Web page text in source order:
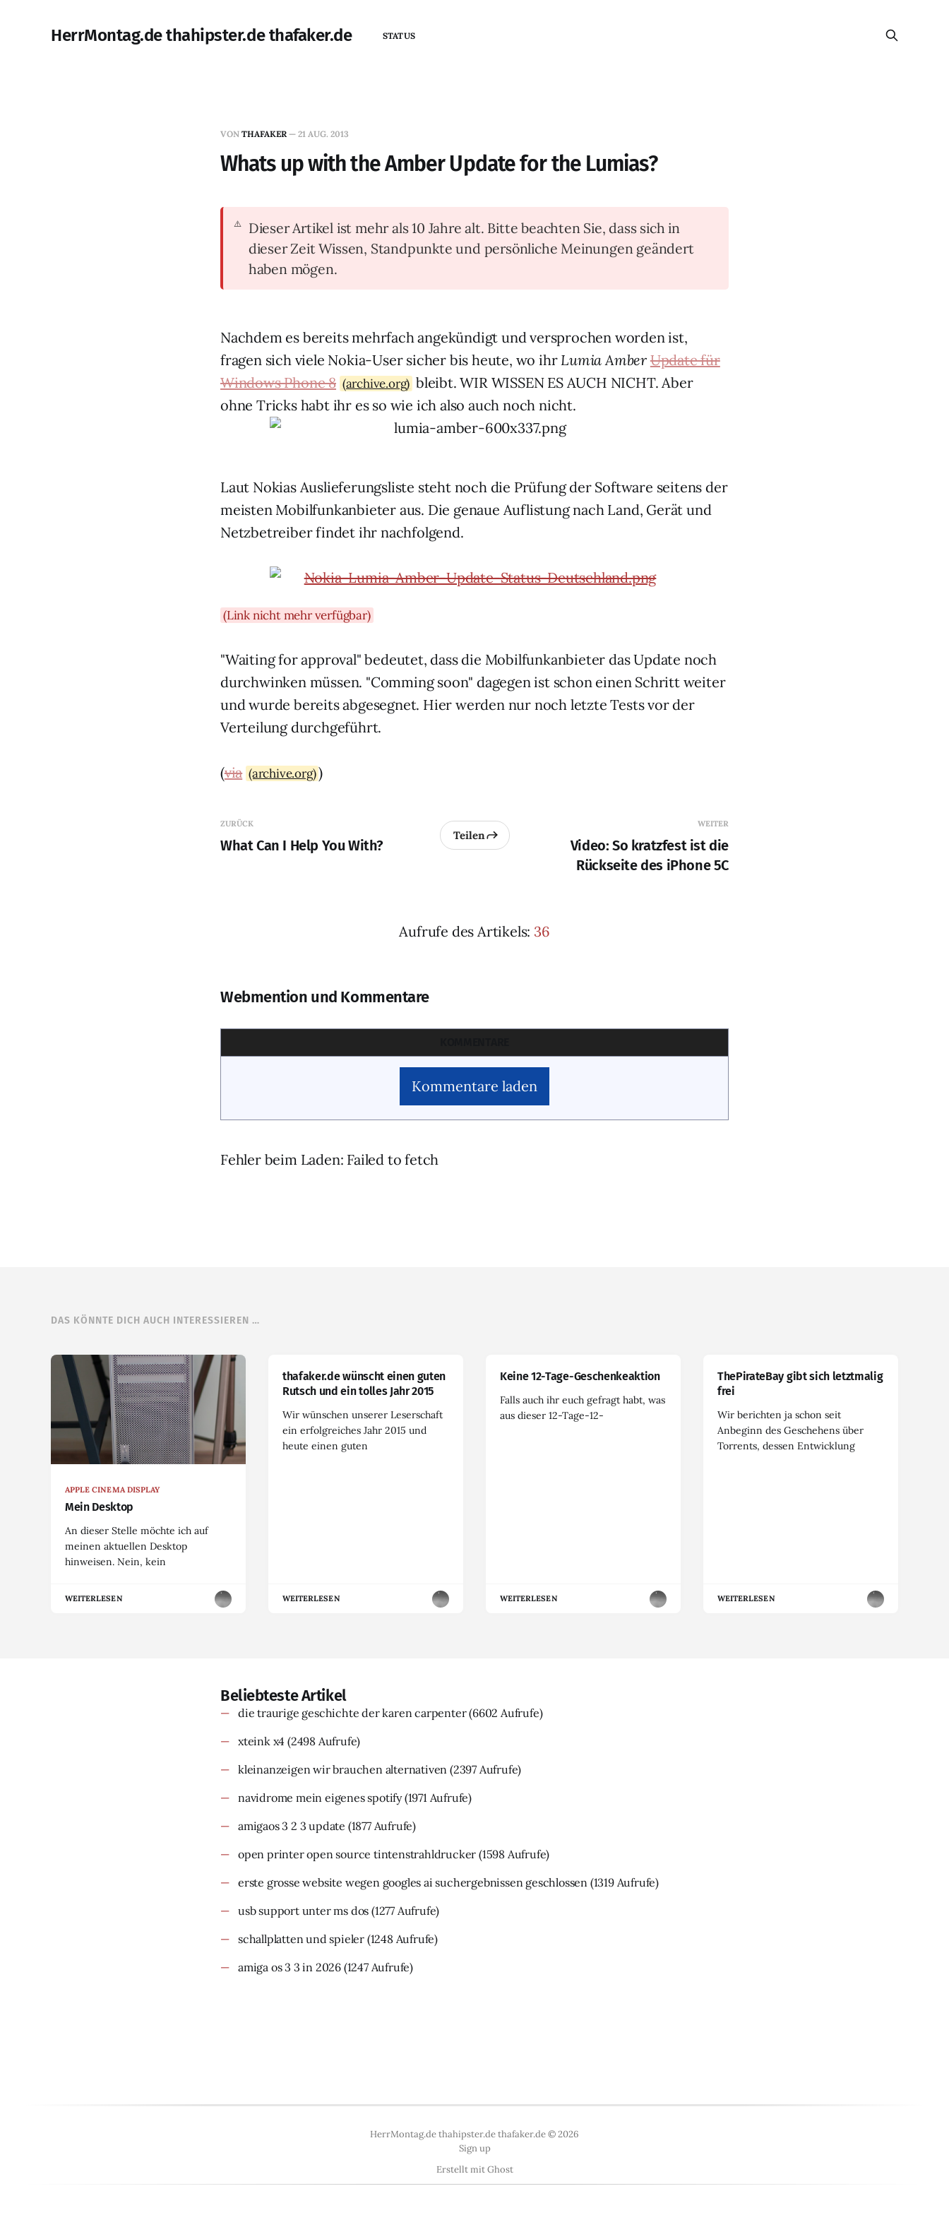
HerrMontag.de thahipster.de thafaker.de STATUS
VON THAFAKER — 21 AUG. 2013
Whats up with the Amber Update for the Lumias?
Dieser Artikel ist mehr als 10 Jahre alt. Bitte beachten Sie, dass sich in
dieser Zeit Wissen, Standpunkte und persönliche Meinungen geändert
haben mögen.
Nachdem es bereits mehrfach angekündigt und versprochen worden ist,
fragen sich viele Nokia-User sicher bis heute, wo ihrLumia Amber Update für
Windows Phone 8 (archive.org) bleibt.WIR WISSENES AUCH NICHT. Aber
ohne Tricks habt ihr es so wie ich also auch noch nicht.
Laut Nokias Auslieferungsliste steht noch die Prüfung der Software seitens der
meisten Mobilfunkanbieter aus. Die genaue Auflistung nach Land, Gerät und
Netzbetreiber findet ihr nachfolgend.
(Link nicht mehr verfügbar)
"Waiting for approval" bedeutet, dass die Mobilfunkanbieter das Update noch
durchwinken müssen. "Comming soon" dagegen ist schon einen Schritt weiter
und wurde bereits abgesegnet. Hier werden nur noch letzte Tests vor der
Verteilung durchgeführt.
(via (archive.org))
ZURÜCK
What Can I Help You With?
Teilen
WEITER
Video: So kratzfest ist die
Rückseite des iPhone 5C
Aufrufe des Artikels: 36
Webmention und Kommentare
Kommentare laden
Fehler beim Laden: Failed to fetch
DAS KÖNNTE DICH AUCH INTERESSIEREN …
APPLE CINEMA DISPLAY
Mein Desktop
An dieser Stelle möchte ich auf
meinen aktuellen Desktop
hinweisen. Nein, kein
WEITERLESEN
thafaker.de wünscht einen guten
Rutsch und ein tolles Jahr 2015
Wir wünschen unserer Leserschaft
ein erfolgreiches Jahr 2015 und
heute einen guten
WEITERLESEN
Keine 12-Tage-Geschenkeaktion
Falls auch ihr euch gefragt habt, was
aus dieser 12-Tage-12-
WEITERLESEN
ThePirateBay gibt sich letztmalig
frei
Wir berichten ja schon seit
Anbeginn des Geschehens über
Torrents, dessen Entwicklung
WEITERLESEN
Beliebteste Artikel
die traurige geschichte der karen carpenter(6602 Aufrufe)
xteink x4 (2498 Aufrufe)
kleinanzeigen wir brauchen alternativen (2397 Aufrufe)
navidrome mein eigenes spotify(1971 Aufrufe)
amigaos 3 2 3 update (1877 Aufrufe)
open printer open source tintenstrahldrucker (1598 Aufrufe)
erste grosse website wegen googles ai suchergebnissen geschlossen (1319 Aufrufe)
usb support unter ms dos (1277 Aufrufe)
schallplatten und spieler (1248 Aufrufe)
amiga os 3 3 in 2026 (1247 Aufrufe)
HerrMontag.de thahipster.de thafaker.de © 2026
Sign up
Erstellt mitGhost